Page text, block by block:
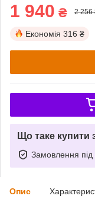
1 940 ₴ 2 256
Економія 316 ₴
Що таке купити
Замовлення під
Опис